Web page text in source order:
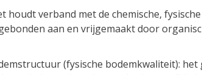
houdt verband met de chemische,
aan en vrijgemaakt door
(fysische bodemkwaliteit): het